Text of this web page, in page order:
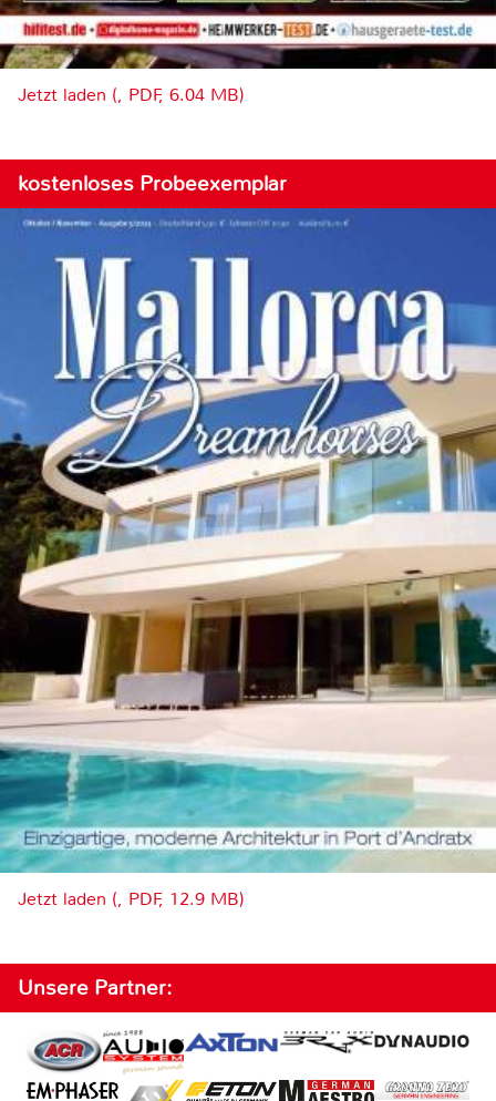
Jetzt laden (, PDF, 6.04 MB)
kostenloses Probeexemplar
Jetzt laden (, PDF, 12.9 MB)
Unsere Partner: